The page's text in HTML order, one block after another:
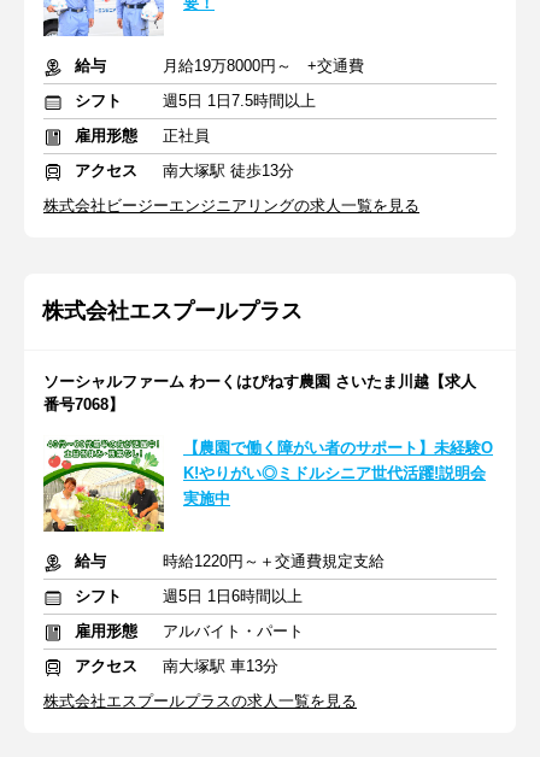
給与
月給19万8000円～ +交通費
シフト
週5日 1日7.5時間以上
雇用形態
正社員
アクセス
南大塚駅 徒歩13分
株式会社ビージーエンジニアリングの求人一覧を見る
株式会社エスプールプラス
ソーシャルファーム わーくはぴねす農園 さいたま川越【求人
番号7068】
【農園で働く障がい者のサポート】未経験O
K!やりがい◎ミドルシニア世代活躍!説明会
実施中
給与
時給1220円～＋交通費規定支給
シフト
週5日 1日6時間以上
雇用形態
アルバイト・パート
アクセス
南大塚駅 車13分
株式会社エスプールプラスの求人一覧を見る